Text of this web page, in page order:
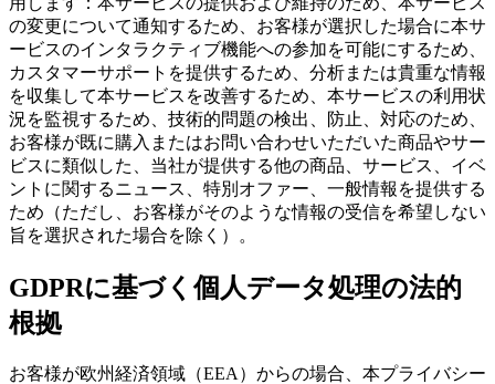
の変更について通知するため、お客様が選択した場合に本サ
ービスのインタラクティブ機能への参加を可能にするため、
カスタマーサポートを提供するため、分析または貴重な情報
を収集して本サービスを改善するため、本サービスの利用状
況を監視するため、技術的問題の検出、防止、対応のため、
お客様が既に購入またはお問い合わせいただいた商品やサー
ビスに類似した、当社が提供する他の商品、サービス、イベ
ントに関するニュース、特別オファー、一般情報を提供する
ため（ただし、お客様がそのような情報の受信を希望しない
旨を選択された場合を除く）。
GDPRに基づく個人データ処理の法的
根拠
お客様が欧州経済領域（EEA）からの場合、本プライバシー